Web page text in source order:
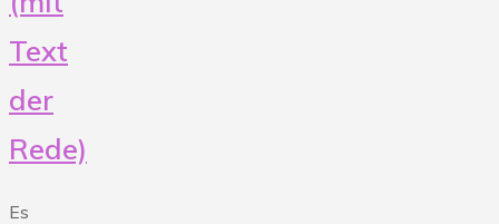
Text
der
Rede)
Es